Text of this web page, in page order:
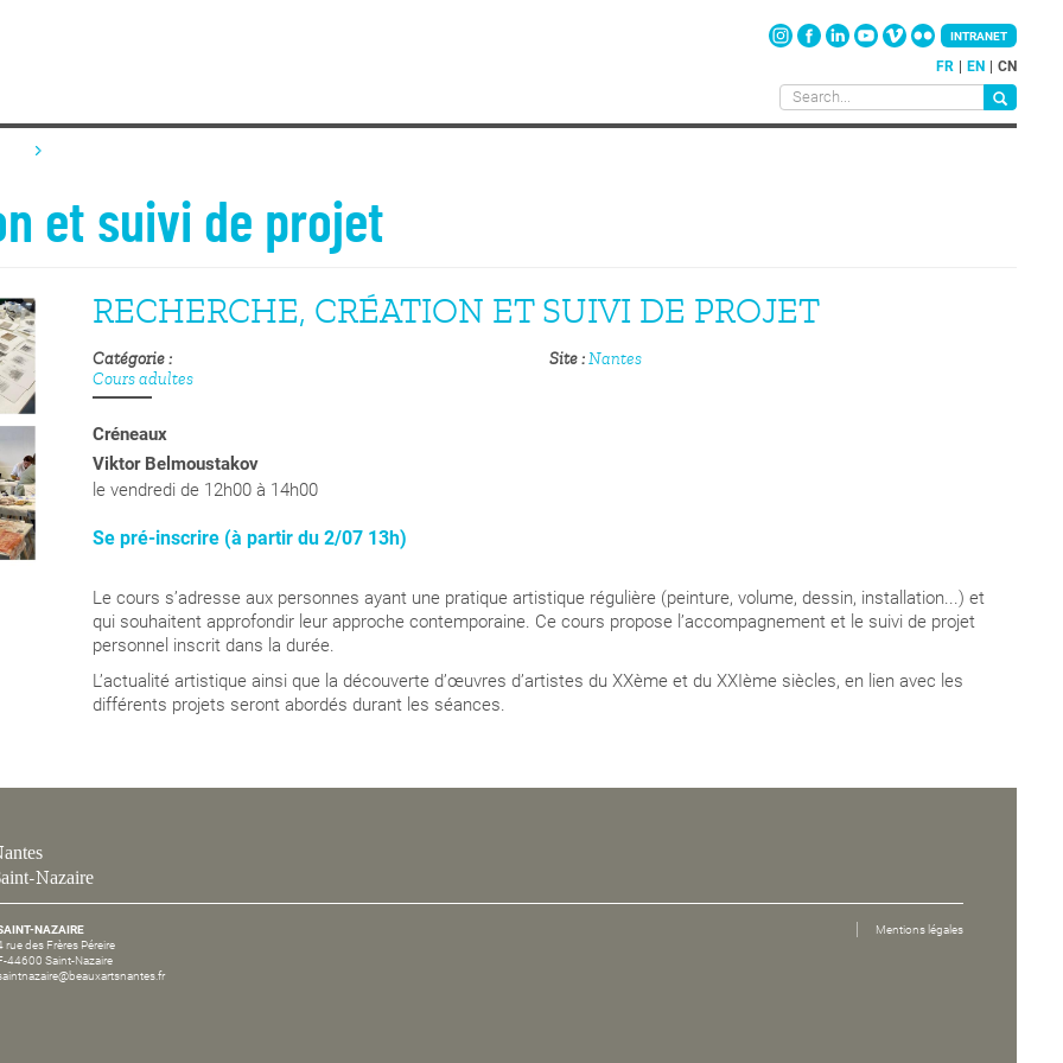
FR EN CN
INTRANET
et suivi de projet
RECHERCHE, CRÉATION ET SUIVI DE PROJET
Catégorie
Cours adultes
Site Nantes
Créneaux
Viktor Belmoustakov
le vendredi de 12h00 à 14h00
Se pré-inscrire (à partir du 2/07 13h)
Le cours s’adresse aux personnes ayant une pratique artistique régulière (peinture, volume, dessin, installation...) et
qui souhaitent approfondir leur approche contemporaine. Ce cours propose l’accompagnement et le suivi de projet
personnel inscrit dans la durée.
L’actualité artistique ainsi que la découverte d’œuvres d’artistes du XXème et du XXIème siècles, en lien avec les
différents projets seront abordés durant les séances.
Nazaire
NAZAIRE
rue des Frères Péreire
44600 Saint-Nazaire
Mentions légales